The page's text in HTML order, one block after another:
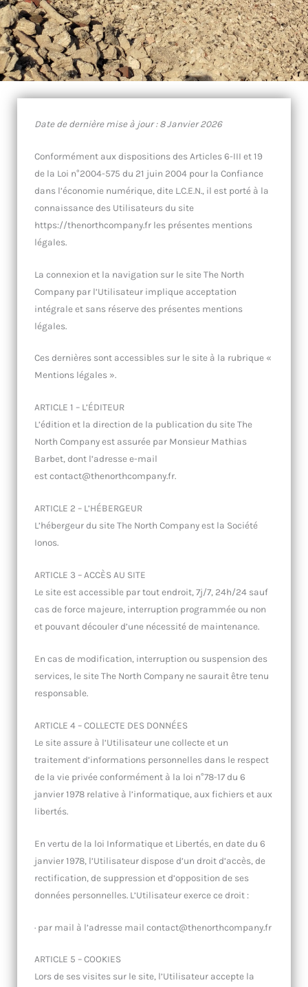
Date de dernière mise à jour : 8 Janvier 2026
Conformément aux dispositions des Articles 6-III et 19
de la Loi n°2004-575 du 21 juin 2004 pour la Confiance
dans l’économie numérique, dite L.C.E.N., il est porté à la
connaissance des Utilisateurs du site
https://thenorthcompany.fr les présentes mentions
légales.
La connexion et la navigation sur le site The North
Company par l’Utilisateur implique acceptation
intégrale et sans réserve des présentes mentions
légales.
Ces dernières sont accessibles sur le site à la rubrique «
Mentions légales ».
ARTICLE 1 – L’ÉDITEUR
L’édition et la direction de la publication du site The
North Company est assurée par Monsieur Mathias
Barbet, dont l’adresse e-mail
estcontact@thenorthcompany.fr.
ARTICLE 2 – L’HÉBERGEUR
L’hébergeur du site The North Company est la Société
Ionos.
ARTICLE 3 – ACCÈS AU SITE
Le site est accessible par tout endroit, 7j/7, 24h/24 sauf
cas de force majeure, interruption programmée ou non
et pouvant découler d’une nécessité de maintenance.
En cas de modification, interruption ou suspension des
services, le site The North Company ne saurait être tenu
responsable.
ARTICLE 4 – COLLECTE DES DONNÉES
Le site assure à l’Utilisateur une collecte et un
traitement d’informations personnelles dans le respect
de la vie privée conformément à la loi n°78-17 du 6
janvier 1978 relative à l’informatique, aux fichiers et aux
libertés.
En vertu de la loi Informatique et Libertés, en date du 6
janvier 1978, l’Utilisateur dispose d’un droit d’accès, de
rectification, de suppression et d’opposition de ses
données personnelles. L’Utilisateur exerce ce droit :
· par mail à l’adresse mail contact@thenorthcompany.fr
ARTICLE 5 – COOKIES
Lors de ses visites sur le site, l’Utilisateur accepte la